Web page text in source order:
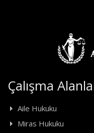
Çalışma
Aile Hukuku
Miras Hukuku